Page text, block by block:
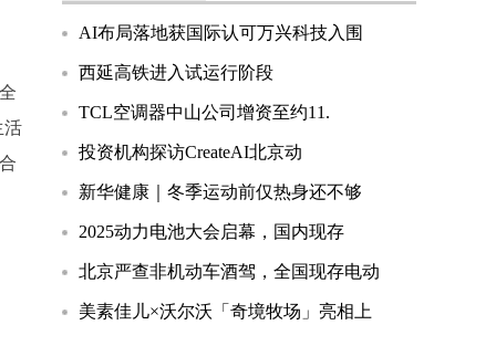
活
AI布局落地获国际认可万兴科技入围
西延高铁进入试运行阶段
TCL空调器中山公司增资至约11.
投资机构探访CreateAI北京动
新华健康｜冬季运动前仅热身还不够
2025动力电池大会启幕，国内现存
北京严查非机动车酒驾，全国现存电动
美素佳儿×沃尔沃「奇境牧场」亮相上